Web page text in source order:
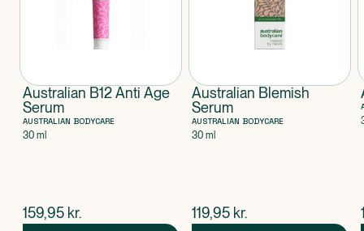
Australian B12 Anti Age
Serum
AUSTRALIAN BODYCARE
30 ml
$nuværende pris
159,95 kr.
Australian Blemish
Serum
AUSTRALIAN BODYCARE
30 ml
$nuværende pris
119,95 kr.